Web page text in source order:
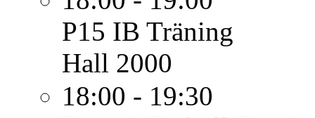
P15 IB Träning
Hall 2000
18:00 - 19:30